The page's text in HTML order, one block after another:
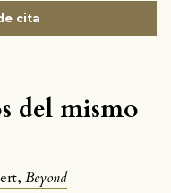
cita
del mismo
Beyond